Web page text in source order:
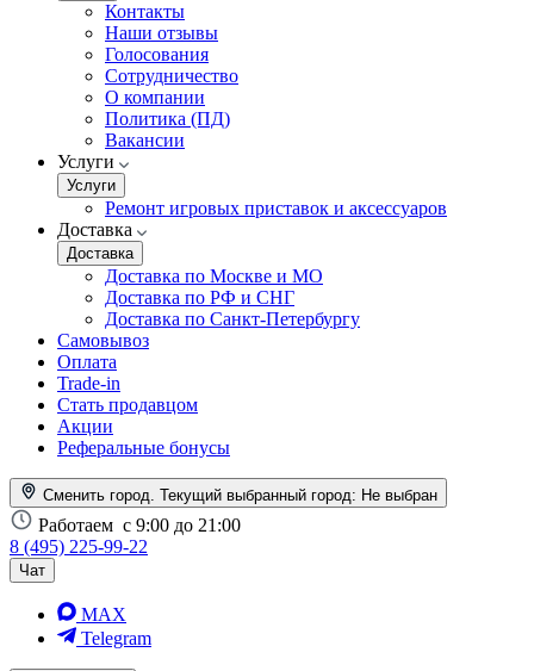
Контакты
Наши отзывы
Голосования
Сотрудничество
О компании
Политика (ПД)
Вакансии
Услуги
Услуги
Ремонт игровых приставок и аксессуаров
Доставка
Доставка
Доставка по Москве и МО
Доставка по РФ и СНГ
Доставка по Санкт-Петербургу
Самовывоз
Оплата
Trade-in
Стать продавцом
Акции
Реферальные бонусы
Сменить город. Текущий выбранный город: Не выбран
Работаем с 9:00 до 21:00
8 (495) 225-99-22
Чат
MAX
Telegram